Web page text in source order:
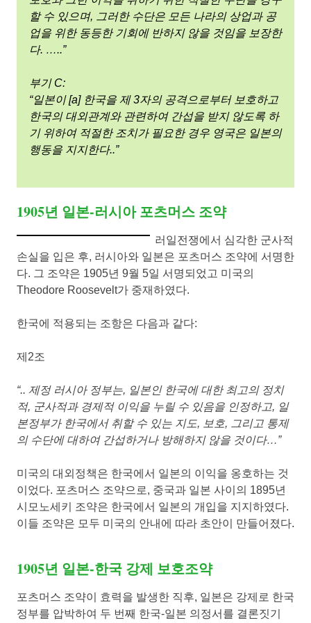
할 수 있으며, 그러한 수단은 모든 나라의 상업과 공
업을 위한 동등한 기회에 반하지 않을 것임을 보장한
다. …..”
부기 C:
“일본이 [a] 한국을 제 3자의 공격으로부터 보호하고
한국의 대외관계와 관련하여 간섭을 받지 않도록 하
기 위하여 적절한 조치가 필요한 경우 영국은 일본의
행동을 지지한다..”
1905년 일본-러시아 포츠머스 조약
러일전쟁에서 심각한 군사적
손실을 입은 후, 러시아와 일본은 포츠머스 조약에 서명한
다. 그 조약은 1905년 9월 5일 서명되었고 미국의
Theodore Roosevelt가 중재하였다.
한국에 적용되는 조항은 다음과 같다:
제2조
“.. 제정 러시아 정부는, 일본인 한국에 대한 최고의 정치
적, 군사적과 경제적 이익을 누릴 수 있음을 인정하고, 일
본정부가 한국에서 취할 수 있는 지도, 보호, 그리고 통제
의 수단에 대하여 간섭하거나 방해하지 않을 것이다…”
미국의 대외정책은 한국에서 일본의 이익을 옹호하는 것
이었다. 포츠머스 조약으로, 중국과 일본 사이의 1895년
시모노세키 조약은 한국에서 일본의 개입을 지지하였다.
이들 조약은 모두 미국의 안내에 따라 초안이 만들어졌다.
1905년 일본-한국 강제 보호조약
포츠머스 조약이 효력을 발생한 직후, 일본은 강제로 한국
정부를 압박하여 두 번째 한국-일본 의정서를 결론짓기